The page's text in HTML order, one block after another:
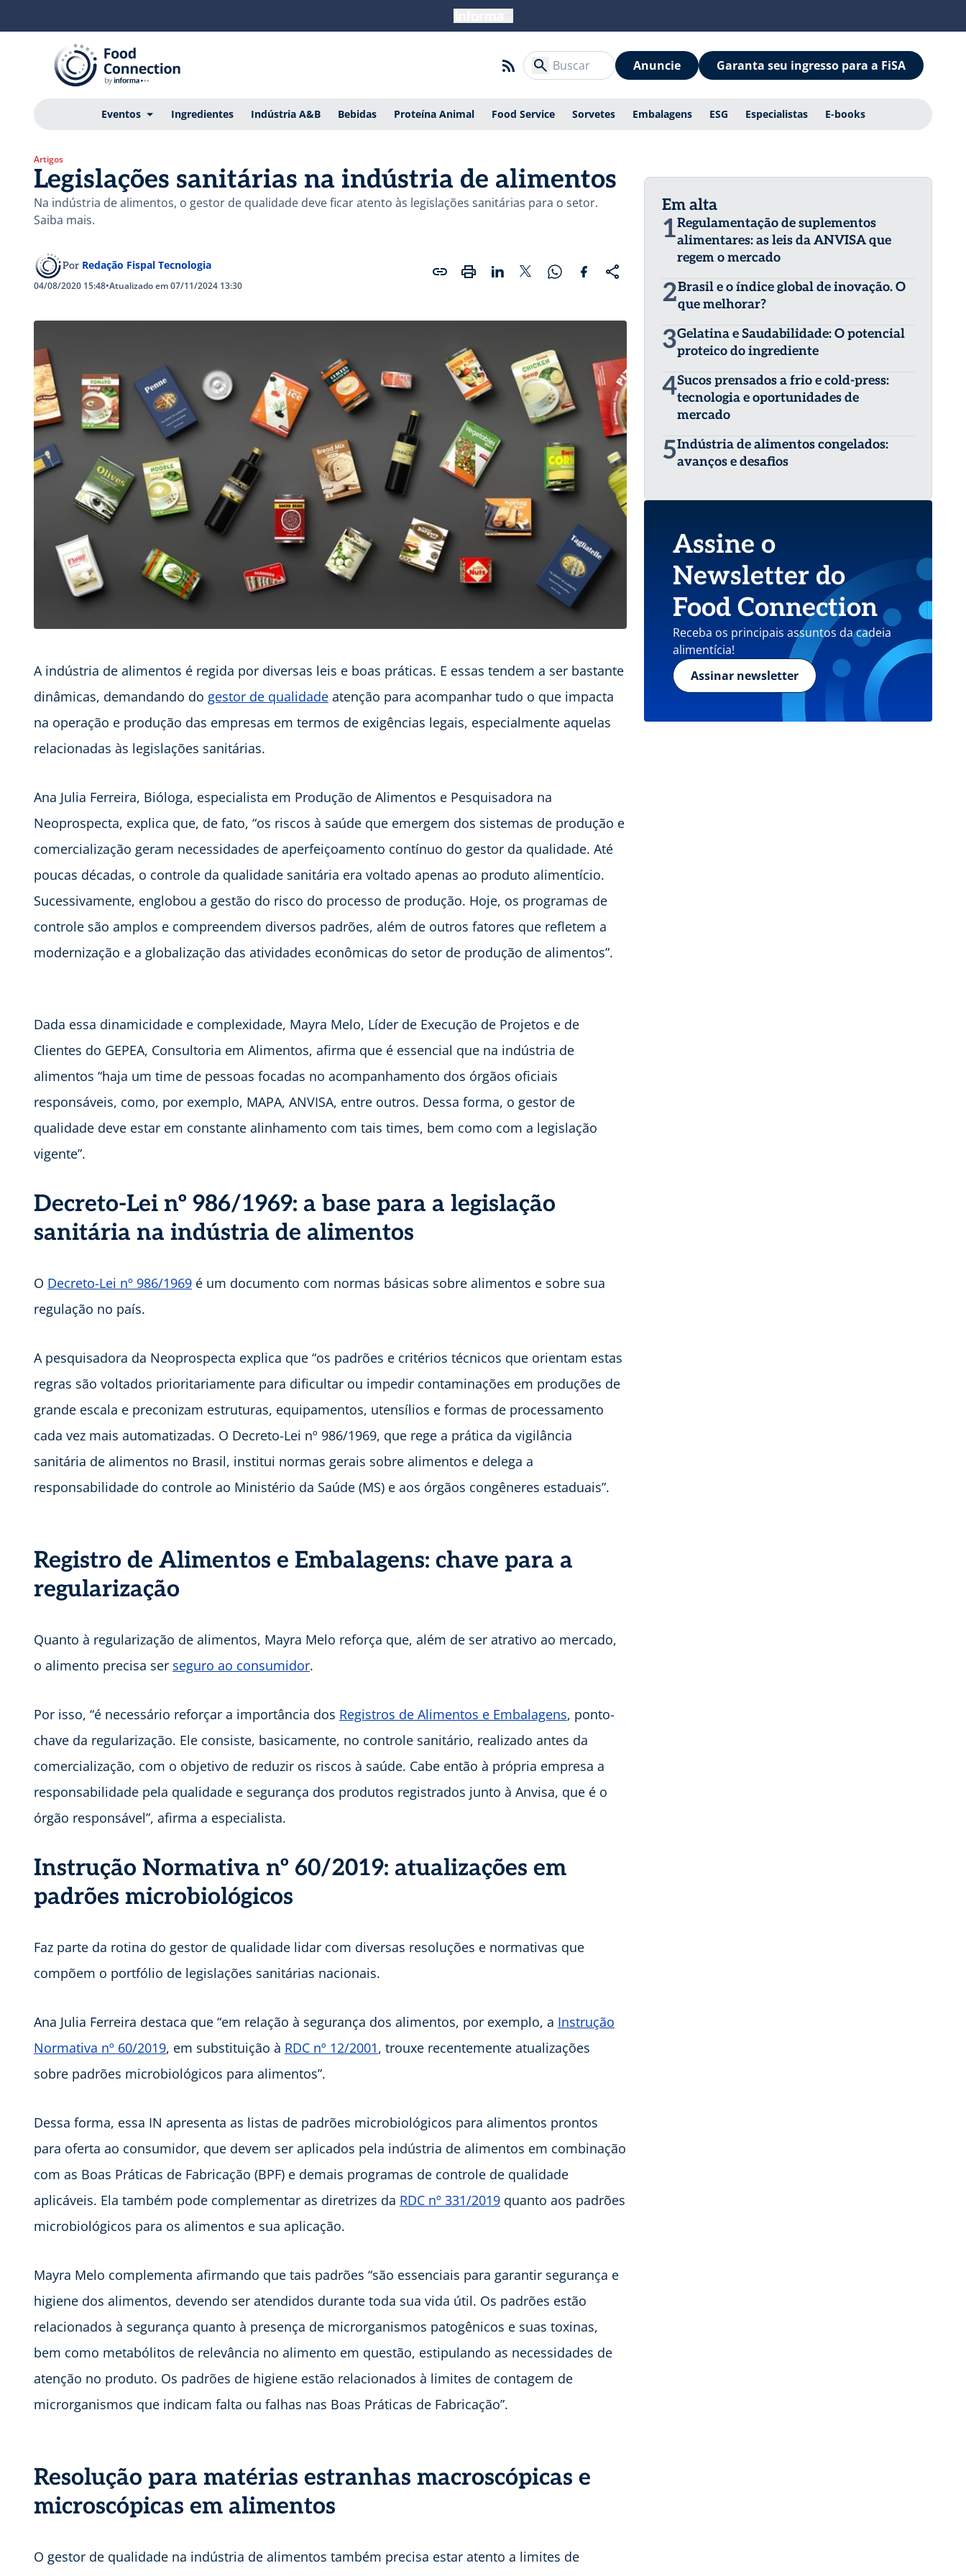
Anuncie Garanta seu ingresso para a FiSA
Eventos Ingredientes Indústria A&B Bebidas Proteína Animal Food Service Sorvetes Embalagens ESG Especialistas E-books
Artigos
Legislações sanitárias na indústria de alimentos
Na indústria de alimentos, o gestor de qualidade deve ficar atento às legislações sanitárias para o setor.
Saiba mais.
Por Redação Fispal Tecnologia
04/08/2020 15:48•Atualizado em 07/11/2024 13:30
A indústria de alimentos é regida por diversas leis e boas práticas. E essas tendem a ser bastante
dinâmicas, demandando do gestor de qualidade atenção para acompanhar tudo o que impacta
na operação e produção das empresas em termos de exigências legais, especialmente aquelas
relacionadas às legislações sanitárias.
Ana Julia Ferreira, Bióloga, especialista em Produção de Alimentos e Pesquisadora na
Neoprospecta, explica que, de fato, “os riscos à saúde que emergem dos sistemas de produção e
comercialização geram necessidades de aperfeiçoamento contínuo do gestor da qualidade. Até
poucas décadas, o controle da qualidade sanitária era voltado apenas ao produto alimentício.
Sucessivamente, englobou a gestão do risco do processo de produção. Hoje, os programas de
controle são amplos e compreendem diversos padrões, além de outros fatores que refletem a
modernização e a globalização das atividades econômicas do setor de produção de alimentos”.
Dada essa dinamicidade e complexidade, Mayra Melo, Líder de Execução de Projetos e de
Clientes do GEPEA, Consultoria em Alimentos, afirma que é essencial que na indústria de
alimentos “haja um time de pessoas focadas no acompanhamento dos órgãos oficiais
responsáveis, como, por exemplo, MAPA, ANVISA, entre outros. Dessa forma, o gestor de
qualidade deve estar em constante alinhamento com tais times, bem como com a legislação
vigente”.
Decreto-Lei nº 986/1969: a base para a legislação
sanitária na indústria de alimentos
O Decreto-Lei nº 986/1969 é um documento com normas básicas sobre alimentos e sobre sua
regulação no país.
A pesquisadora da Neoprospecta explica que “os padrões e critérios técnicos que orientam estas
regras são voltados prioritariamente para dificultar ou impedir contaminações em produções de
grande escala e preconizam estruturas, equipamentos, utensílios e formas de processamento
cada vez mais automatizadas. O Decreto-Lei nº 986/1969, que rege a prática da vigilância
sanitária de alimentos no Brasil, institui normas gerais sobre alimentos e delega a
responsabilidade do controle ao Ministério da Saúde (MS) e aos órgãos congêneres estaduais”.
Registro de Alimentos e Embalagens: chave para a
regularização
Quanto à regularização de alimentos, Mayra Melo reforça que, além de ser atrativo ao mercado,
o alimento precisa ser seguro ao consumidor.
Por isso, “é necessário reforçar a importância dos Registros de Alimentos e Embalagens, ponto-
chave da regularização. Ele consiste, basicamente, no controle sanitário, realizado antes da
comercialização, com o objetivo de reduzir os riscos à saúde. Cabe então à própria empresa a
responsabilidade pela qualidade e segurança dos produtos registrados junto à Anvisa, que é o
órgão responsável”, afirma a especialista.
Instrução Normativa nº 60/2019: atualizações em
padrões microbiológicos
Faz parte da rotina do gestor de qualidade lidar com diversas resoluções e normativas que
compõem o portfólio de legislações sanitárias nacionais.
Ana Julia Ferreira destaca que “em relação à segurança dos alimentos, por exemplo, a Instrução
Normativa nº 60/2019, em substituição à RDC nº 12/2001, trouxe recentemente atualizações
sobre padrões microbiológicos para alimentos”.
Dessa forma, essa IN apresenta as listas de padrões microbiológicos para alimentos prontos
para oferta ao consumidor, que devem ser aplicados pela indústria de alimentos em combinação
com as Boas Práticas de Fabricação (BPF) e demais programas de controle de qualidade
aplicáveis. Ela também pode complementar as diretrizes da RDC nº 331/2019 quanto aos padrões
microbiológicos para os alimentos e sua aplicação.
Mayra Melo complementa afirmando que tais padrões “são essenciais para garantir segurança e
higiene dos alimentos, devendo ser atendidos durante toda sua vida útil. Os padrões estão
relacionados à segurança quanto à presença de microrganismos patogênicos e suas toxinas,
bem como metabólitos de relevância no alimento em questão, estipulando as necessidades de
atenção no produto. Os padrões de higiene estão relacionados à limites de contagem de
microrganismos que indicam falta ou falhas nas Boas Práticas de Fabricação”.
Resolução para matérias estranhas macroscópicas e
microscópicas em alimentos
O gestor de qualidade na indústria de alimentos também precisa estar atento a limites de
Em alta
1Regulamentação de suplementos
alimentares: as leis da ANVISA que
regem o mercado
2Brasil e o índice global de inovação. O
que melhorar?
3Gelatina e Saudabilidade: O potencial
proteico do ingrediente
4Sucos prensados a frio e cold-press:
tecnologia e oportunidades de
mercado
5Indústria de alimentos congelados:
avanços e desafios
Assine o
Newsletter do
Food Connection
Receba os principais assuntos da cadeia
alimentícia!
Assinar newsletter